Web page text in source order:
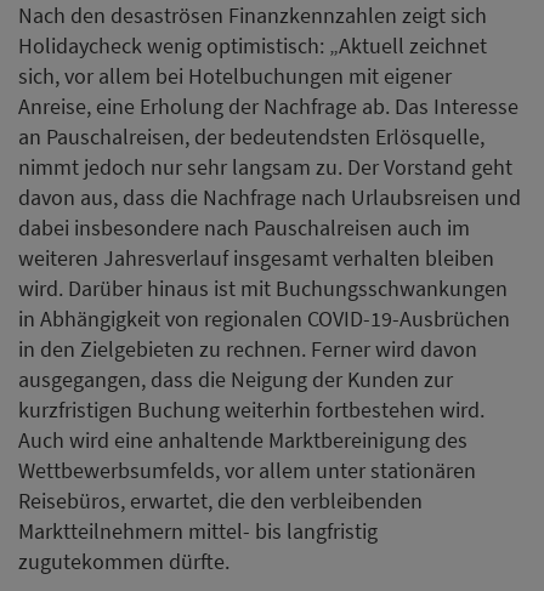
Nach den desaströsen Finanzkennzahlen zeigt sich
Holidaycheck wenig optimistisch: „Aktuell zeichnet
sich, vor allem bei Hotelbuchungen mit eigener
Anreise, eine Erholung der Nachfrage ab. Das Interesse
an Pauschalreisen, der bedeutendsten Erlösquelle,
nimmt jedoch nur sehr langsam zu. Der Vorstand geht
davon aus, dass die Nachfrage nach Urlaubsreisen und
dabei insbesondere nach Pauschalreisen auch im
weiteren Jahresverlauf insgesamt verhalten bleiben
wird. Darüber hinaus ist mit Buchungsschwankungen
in Abhängigkeit von regionalen COVID-19-Ausbrüchen
in den Zielgebieten zu rechnen. Ferner wird davon
ausgegangen, dass die Neigung der Kunden zur
kurzfristigen Buchung weiterhin fortbestehen wird.
Auch wird eine anhaltende Marktbereinigung des
Wettbewerbsumfelds, vor allem unter stationären
Reisebüros, erwartet, die den verbleibenden
Marktteilnehmern mittel- bis langfristig
zugutekommen dürfte.